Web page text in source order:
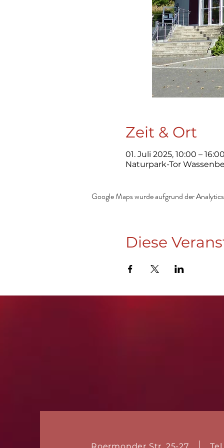
Zeit & Ort
01. Juli 2025, 10:00 –
Naturpark-Tor
Google Maps wurde aufgrund der
Diese